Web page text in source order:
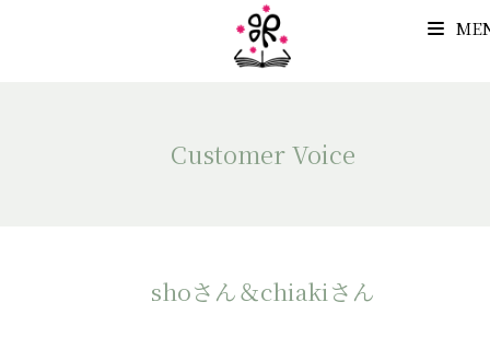
Customer Voice
shoさん＆chiakiさん